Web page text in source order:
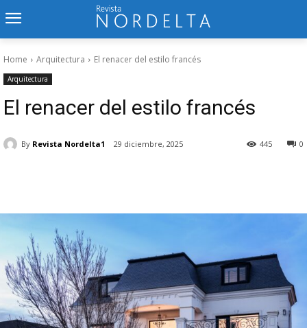
Home Arquitectura El renacer del estilo francés
Arquitectura
El renacer del estilo francés
By Revista Nordelta1 29 diciembre, 2025 0
445